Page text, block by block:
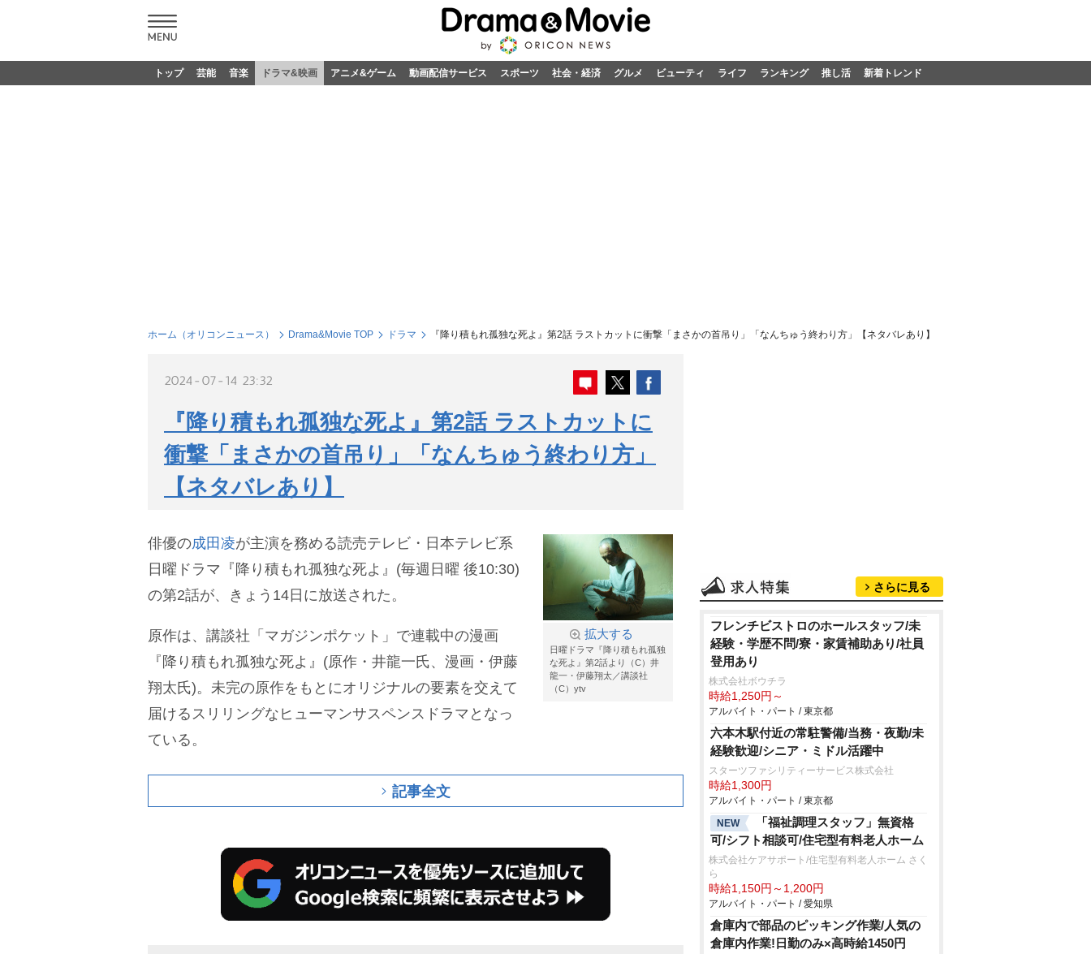
トップ 芸能 音楽 ドラマ&映画 アニメ&ゲーム 動画配信サービス スポーツ 社会・経済 グルメ ビューティ ライフ ランキング 推し活 新着トレンド
ホーム（オリコンニュース） Drama&Movie TOP ドラマ 『降り積もれ孤独な死よ』第2話 ラストカットに衝撃「まさかの首吊り」「なんちゅう終わり方」【ネタバレあり】
2024-07-14 23:32
『降り積もれ孤独な死よ』第2話 ラストカットに
衝撃「まさかの首吊り」「なんちゅう終わり方」
【ネタバレあり】
拡大する
日曜ドラマ『降り積もれ孤独
な死よ』第2話より（C）井
龍一・伊藤翔太／講談社
（C）ytv
俳優の成田凌が主演を務める読売テレビ・日本テレビ系
日曜ドラマ『降り積もれ孤独な死よ』(毎週日曜 後10:30)
の第2話が、きょう14日に放送された。
原作は、講談社「マガジンポケット」で連載中の漫画
『降り積もれ孤独な死よ』(原作・井龍一氏、漫画・伊藤
翔太氏)。未完の原作をもとにオリジナルの要素を交えて
届けるスリリングなヒューマンサスペンスドラマとなっ
ている。
記事全文
さらに見る
フレンチビストロのホールスタッフ/未
経験・学歴不問/寮・家賃補助あり/社員
登用あり
株式会社ボウチラ
時給1,250円～
アルバイト・パート / 東京都
六本木駅付近の常駐警備/当務・夜勤/未
経験歓迎/シニア・ミドル活躍中
スターツファシリティーサービス株式会社
時給1,300円
アルバイト・パート / 東京都
NEW
「福祉調理スタッフ」無資格
可/シフト相談可/住宅型有料老人ホーム
株式会社ケアサポート/住宅型有料老人ホーム さく
ら
時給1,150円～1,200円
アルバイト・パート / 愛知県
倉庫内で部品のピッキング作業/人気の
倉庫内作業!日勤のみ×高時給1450円